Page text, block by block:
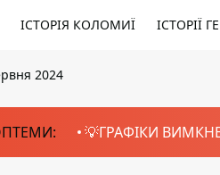
ІСТОРІЯ КОЛОМИЇ ІСТОРІЇ
2024
💡ГРАФІКИ